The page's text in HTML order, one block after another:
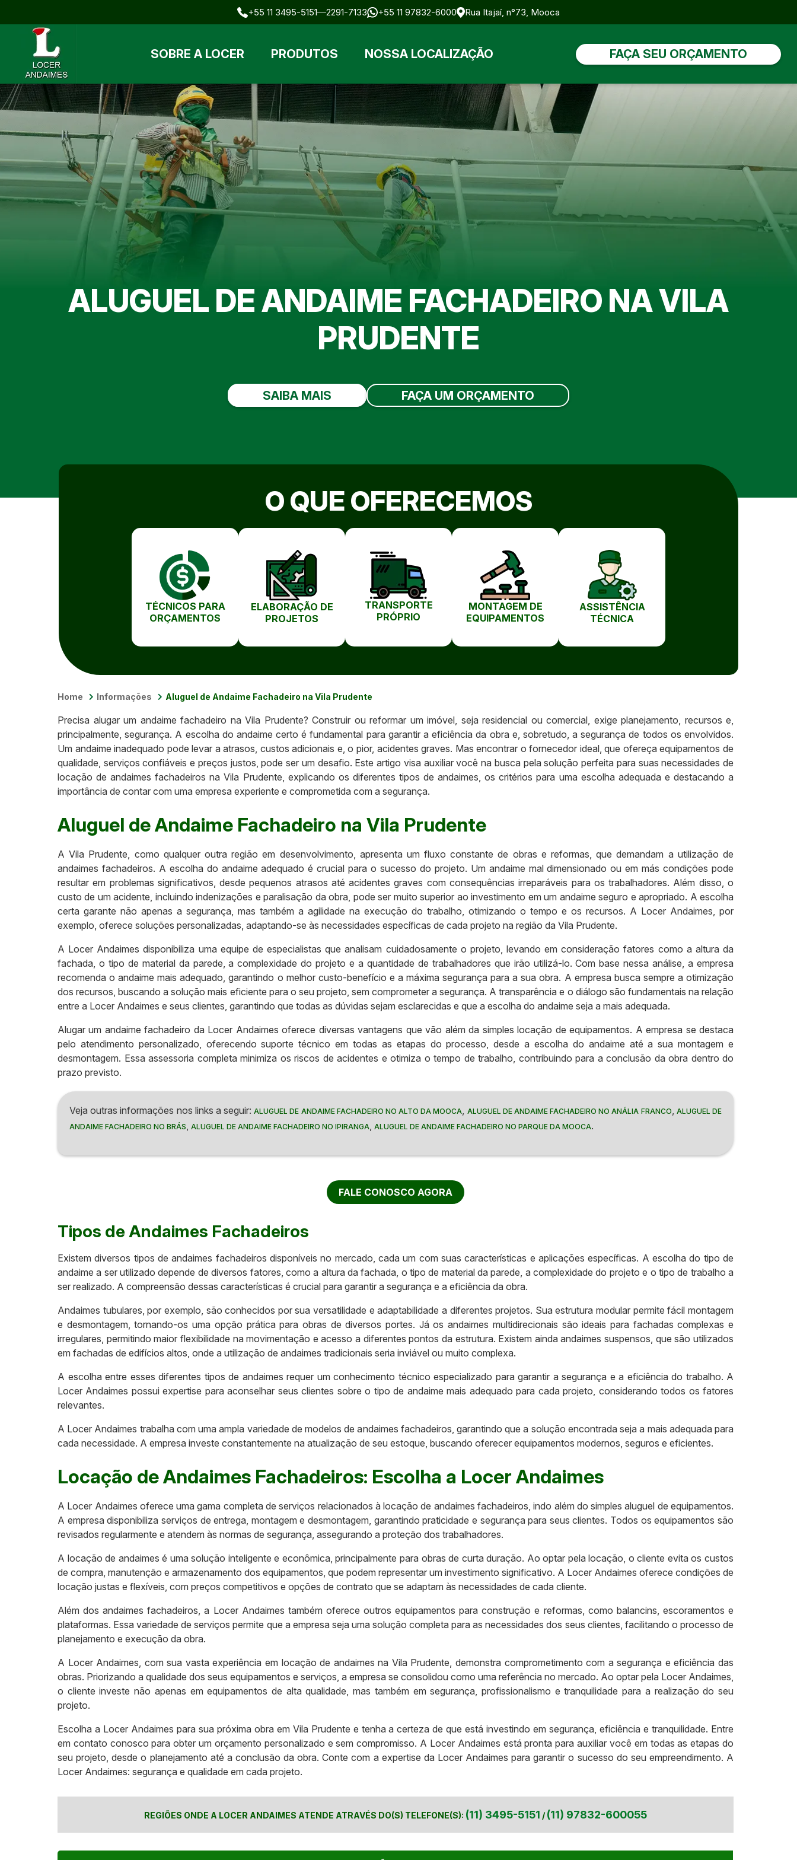
+55 11 3495-5151 2291-7133 +55 11 97832-6000 Rua Itajaí, n°73, Mooca
SOBRE A LOCER PRODUTOS NOSSA LOCALIZAÇÃO FAÇA SEU ORÇAMENTO
ALUGUEL DE ANDAIME FACHADEIRO NA VILA
PRUDENTE
SAIBA MAIS FAÇA UM ORÇAMENTO
O QUE OFERECEMOS
TÉCNICOS PARA
ORÇAMENTOS
ELABORAÇÃO DE
PROJETOS
TRANSPORTE
PRÓPRIO
MONTAGEM DE
EQUIPAMENTOS
ASSISTÊNCIA
TÉCNICA
Home Informações Aluguel de Andaime Fachadeiro na Vila Prudente
Precisa alugar um andaime fachadeiro na Vila Prudente? Construir ou reformar um imóvel, seja residencial ou comercial, exige planejamento, recursos e,
principalmente, segurança. A escolha do andaime certo é fundamental para garantir a eficiência da obra e, sobretudo, a segurança de todos os envolvidos.
Um andaime inadequado pode levar a atrasos, custos adicionais e, o pior, acidentes graves. Mas encontrar o fornecedor ideal, que ofereça equipamentos de
qualidade, serviços confiáveis e preços justos, pode ser um desafio. Este artigo visa auxiliar você na busca pela solução perfeita para suas necessidades de
locação de andaimes fachadeiros na Vila Prudente, explicando os diferentes tipos de andaimes, os critérios para uma escolha adequada e destacando a
importância de contar com uma empresa experiente e comprometida com a segurança.
Aluguel de Andaime Fachadeiro na Vila Prudente
A Vila Prudente, como qualquer outra região em desenvolvimento, apresenta um fluxo constante de obras e reformas, que demandam a utilização de
andaimes fachadeiros. A escolha do andaime adequado é crucial para o sucesso do projeto. Um andaime mal dimensionado ou em más condições pode
resultar em problemas significativos, desde pequenos atrasos até acidentes graves com consequências irreparáveis para os trabalhadores. Além disso, o
custo de um acidente, incluindo indenizações e paralisação da obra, pode ser muito superior ao investimento em um andaime seguro e apropriado. A escolha
certa garante não apenas a segurança, mas também a agilidade na execução do trabalho, otimizando o tempo e os recursos. A Locer Andaimes, por
exemplo, oferece soluções personalizadas, adaptando-se às necessidades específicas de cada projeto na região da Vila Prudente.
A Locer Andaimes disponibiliza uma equipe de especialistas que analisam cuidadosamente o projeto, levando em consideração fatores como a altura da
fachada, o tipo de material da parede, a complexidade do projeto e a quantidade de trabalhadores que irão utilizá-lo. Com base nessa análise, a empresa
recomenda o andaime mais adequado, garantindo o melhor custo-benefício e a máxima segurança para a sua obra. A empresa busca sempre a otimização
dos recursos, buscando a solução mais eficiente para o seu projeto, sem comprometer a segurança. A transparência e o diálogo são fundamentais na relação
entre a Locer Andaimes e seus clientes, garantindo que todas as dúvidas sejam esclarecidas e que a escolha do andaime seja a mais adequada.
Alugar um andaime fachadeiro da Locer Andaimes oferece diversas vantagens que vão além da simples locação de equipamentos. A empresa se destaca
pelo atendimento personalizado, oferecendo suporte técnico em todas as etapas do processo, desde a escolha do andaime até a sua montagem e
desmontagem. Essa assessoria completa minimiza os riscos de acidentes e otimiza o tempo de trabalho, contribuindo para a conclusão da obra dentro do
prazo previsto.
Veja outras informações nos links a seguir:ALUGUEL DE ANDAIME FACHADEIRO NO ALTO DA MOOCA, ALUGUEL DE ANDAIME FACHADEIRO NO ANÁLIA FRANCO, ALUGUEL DE
ANDAIME FACHADEIRO NO BRÁS, ALUGUEL DE ANDAIME FACHADEIRO NO IPIRANGA, ALUGUEL DE ANDAIME FACHADEIRO NO PARQUE DA MOOCA.
FALE CONOSCO AGORA
Tipos de Andaimes Fachadeiros
Existem diversos tipos de andaimes fachadeiros disponíveis no mercado, cada um com suas características e aplicações específicas. A escolha do tipo de
andaime a ser utilizado depende de diversos fatores, como a altura da fachada, o tipo de material da parede, a complexidade do projeto e o tipo de trabalho a
ser realizado. A compreensão dessas características é crucial para garantir a segurança e a eficiência da obra.
Andaimes tubulares, por exemplo, são conhecidos por sua versatilidade e adaptabilidade a diferentes projetos. Sua estrutura modular permite fácil montagem
e desmontagem, tornando-os uma opção prática para obras de diversos portes. Já os andaimes multidirecionais são ideais para fachadas complexas e
irregulares, permitindo maior flexibilidade na movimentação e acesso a diferentes pontos da estrutura. Existem ainda andaimes suspensos, que são utilizados
em fachadas de edifícios altos, onde a utilização de andaimes tradicionais seria inviável ou muito complexa.
A escolha entre esses diferentes tipos de andaimes requer um conhecimento técnico especializado para garantir a segurança e a eficiência do trabalho. A
Locer Andaimes possui expertise para aconselhar seus clientes sobre o tipo de andaime mais adequado para cada projeto, considerando todos os fatores
relevantes.
A Locer Andaimes trabalha com uma ampla variedade de modelos de andaimes fachadeiros, garantindo que a solução encontrada seja a mais adequada para
cada necessidade. A empresa investe constantemente na atualização de seu estoque, buscando oferecer equipamentos modernos, seguros e eficientes.
Locação de Andaimes Fachadeiros: Escolha a Locer Andaimes
A Locer Andaimes oferece uma gama completa de serviços relacionados à locação de andaimes fachadeiros, indo além do simples aluguel de equipamentos.
A empresa disponibiliza serviços de entrega, montagem e desmontagem, garantindo praticidade e segurança para seus clientes. Todos os equipamentos são
revisados regularmente e atendem às normas de segurança, assegurando a proteção dos trabalhadores.
A locação de andaimes é uma solução inteligente e econômica, principalmente para obras de curta duração. Ao optar pela locação, o cliente evita os custos
de compra, manutenção e armazenamento dos equipamentos, que podem representar um investimento significativo. A Locer Andaimes oferece condições de
locação justas e flexíveis, com preços competitivos e opções de contrato que se adaptam às necessidades de cada cliente.
Além dos andaimes fachadeiros, a Locer Andaimes também oferece outros equipamentos para construção e reformas, como balancins, escoramentos e
plataformas. Essa variedade de serviços permite que a empresa seja uma solução completa para as necessidades dos seus clientes, facilitando o processo de
planejamento e execução da obra.
A Locer Andaimes, com sua vasta experiência em locação de andaimes na Vila Prudente, demonstra comprometimento com a segurança e eficiência das
obras. Priorizando a qualidade dos seus equipamentos e serviços, a empresa se consolidou como uma referência no mercado. Ao optar pela Locer Andaimes,
o cliente investe não apenas em equipamentos de alta qualidade, mas também em segurança, profissionalismo e tranquilidade para a realização do seu
projeto.
Escolha a Locer Andaimes para sua próxima obra em Vila Prudente e tenha a certeza de que está investindo em segurança, eficiência e tranquilidade. Entre
em contato conosco para obter um orçamento personalizado e sem compromisso. A Locer Andaimes está pronta para auxiliar você em todas as etapas do
seu projeto, desde o planejamento até a conclusão da obra. Conte com a expertise da Locer Andaimes para garantir o sucesso do seu empreendimento. A
Locer Andaimes: segurança e qualidade em cada projeto.
REGIÕES ONDE A LOCER ANDAIMES ATENDE ATRAVÉS DO(S) TELEFONE(S): (11) 3495-5151 / (11) 97832-600055